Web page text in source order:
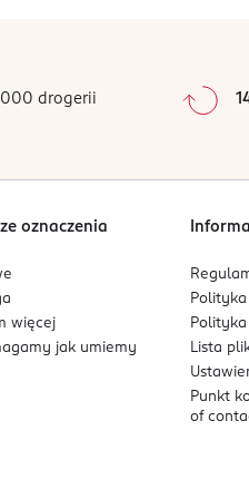
lekarzem. W razie
pojemników na
0%
Sortowanie wgdata:
drogerii
oznaczenia
więcej
jak umiemy
Lista
Punkt
of